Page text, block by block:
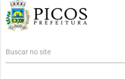
Buscar no site